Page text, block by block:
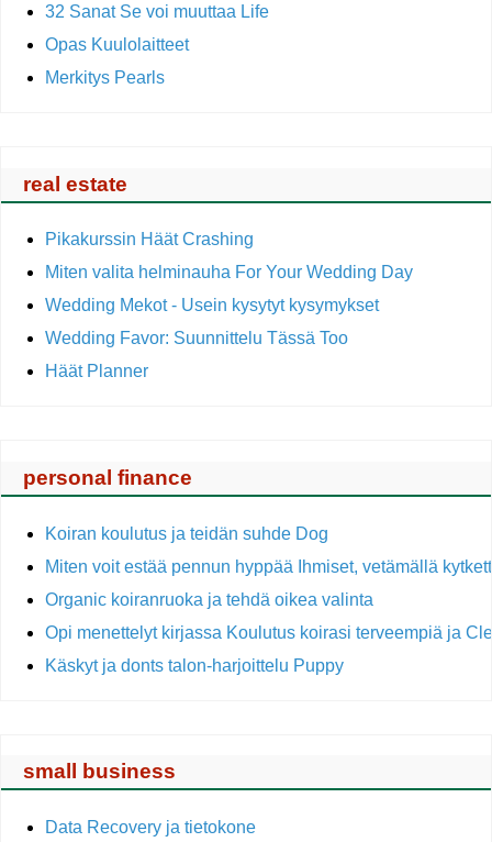
32 Sanat Se voi muuttaa Life
Opas Kuulolaitteet
Merkitys Pearls
real estate
Pikakurssin Häät Crashing
Miten valita helminauha For Your Wedding Day
Wedding Mekot - Usein kysytyt kysymykset
Wedding Favor: Suunnittelu Tässä Too
Häät Planner
personal finance
Koiran koulutus ja teidän suhde Dog
Miten voit estää pennun hyppää Ihmiset, vetämällä
Organic koiranruoka ja tehdä oikea valinta
Opi menettelyt kirjassa Koulutus koirasi terveempiä ja
Käskyt ja donts talon-harjoittelu Puppy
small business
Data Recovery ja tietokone